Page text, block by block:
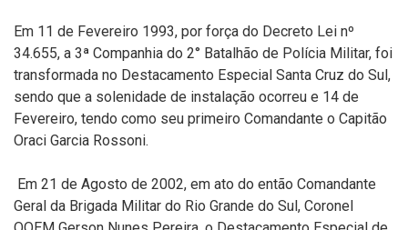
Em 11 de Fevereiro 1993, por força do Decreto Lei nº
34.655, a 3ª Companhia do 2° Batalhão de Polícia Militar, foi
transformada no Destacamento Especial Santa Cruz do Sul,
sendo que a solenidade de instalação ocorreu e 14 de
Fevereiro, tendo como seu primeiro Comandante o Capitão
Oraci Garcia Rossoni.
Em 21 de Agosto de 2002, em ato do então Comandante
Geral da Brigada Militar do Rio Grande do Sul, Coronel